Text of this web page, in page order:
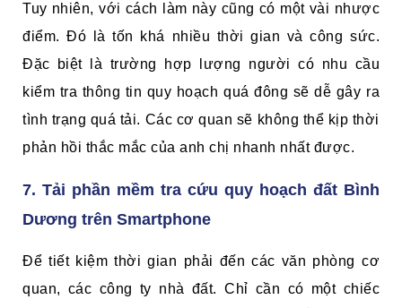
Tuy nhiên, với cách làm này cũng có một vài nhược
điểm. Đó là tốn khá nhiều thời gian và công sức.
Đặc biệt là trường hợp lượng người có nhu cầu
kiểm tra thông tin quy hoạch quá đông sẽ dễ gây ra
tình trạng quá tải. Các cơ quan sẽ không thể kịp thời
phản hồi thắc mắc của anh chị nhanh nhất được.
7. Tải phần mềm tra cứu quy hoạch đất Bình
Dương trên Smartphone
Để tiết kiệm thời gian phải đến các văn phòng cơ
quan, các công ty nhà đất. Chỉ cần có một chiếc